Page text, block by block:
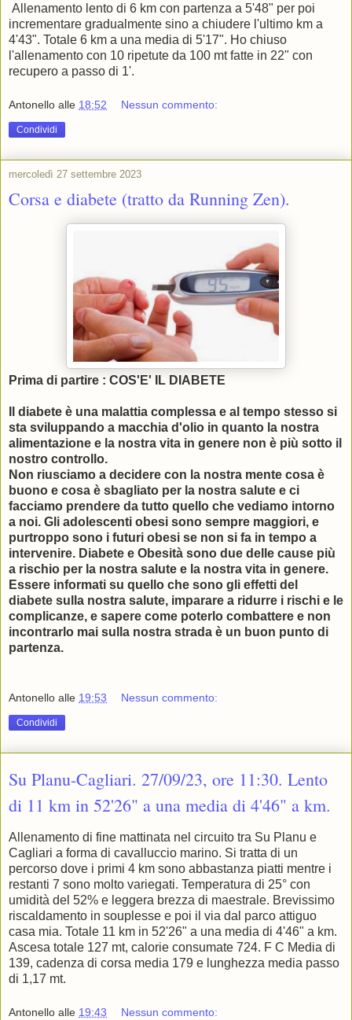
Allenamento lento di 6 km con partenza a 5'48" per poi
incrementare gradualmente sino a chiudere l'ultimo km a
4'43". Totale 6 km a una media di 5'17". Ho chiuso
l'allenamento con 10 ripetute da 100 mt fatte in 22" con
recupero a passo di 1'.
Antonello alle 18:52 Nessun commento:
Condividi
mercoledì 27 settembre 2023
Corsa e diabete (tratto da Running Zen).
Prima di partire : COS'E' IL DIABETE
Il diabete è una malattia complessa e al tempo stesso si
sta sviluppando a macchia d'olio in quanto la nostra
alimentazione e la nostra vita in genere non è più sotto il
nostro controllo.
Non riusciamo a decidere con la nostra mente cosa è
buono e cosa è sbagliato per la nostra salute e ci
facciamo prendere da tutto quello che vediamo intorno
a noi. Gli adolescenti obesi sono sempre maggiori, e
purtroppo sono i futuri obesi se non si fa in tempo a
intervenire. Diabete e Obesità sono due delle cause più
a rischio per la nostra salute e la nostra vita in genere.
Essere informati su quello che sono gli effetti del
diabete sulla nostra salute, imparare a ridurre i rischi e le
complicanze, e sapere come poterlo combattere e non
incontrarlo mai sulla nostra strada è un buon punto di
partenza.
Antonello alle 19:53 Nessun commento:
Condividi
Su Planu-Cagliari. 27/09/23, ore 11:30. Lento
di 11 km in 52'26" a una media di 4'46" a km.
Allenamento di fine mattinata nel circuito tra Su Planu e
Cagliari a forma di cavalluccio marino. Si tratta di un
percorso dove i primi 4 km sono abbastanza piatti mentre i
restanti 7 sono molto variegati. Temperatura di 25° con
umidità del 52% e leggera brezza di maestrale. Brevissimo
riscaldamento in souplesse e poi il via dal parco attiguo
casa mia. Totale 11 km in 52'26" a una media di 4'46" a km.
Ascesa totale 127 mt, calorie consumate 724. F C Media di
139, cadenza di corsa media 179 e lunghezza media passo
di 1,17 mt.
Antonello alle 19:43 Nessun commento: